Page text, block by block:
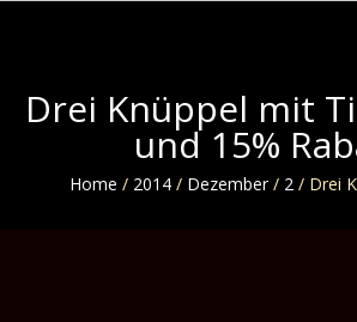
Drei Knüppel mit
und 15%
Home / 2014 / Dezember / 2 / Drei